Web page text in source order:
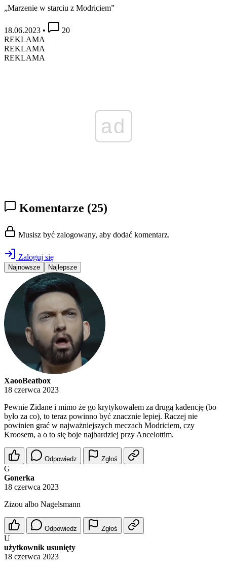
„Marzenie w starciu z Modriciem”
18.06.2023 •
20
REKLAMA
REKLAMA
REKLAMA
ad
Komentarze (25)
Musisz być zalogowany, aby dodać komentarz.
Zaloguj się
Najnowsze Najlepsze
XaooBeatbox
18 czerwca 2023
Pewnie Zidane i mimo że go krytykowałem za drugą kadencję (bo
było za co), to teraz powinno być znacznie lepiej. Raczej nie
powinien grać w najważniejszych meczach Modriciem, czy
Kroosem, a o to się boje najbardziej przy Ancelottim.
Odpowiedz Zgłoś
G
Gonerka
18 czerwca 2023
Zizou albo Nagelsmann
Odpowiedz Zgłoś
U
użytkownik usunięty
18 czerwca 2023